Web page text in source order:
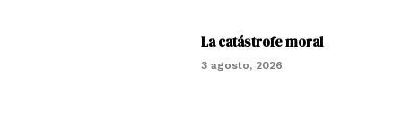
La catástrofe moral
3 agosto, 2026